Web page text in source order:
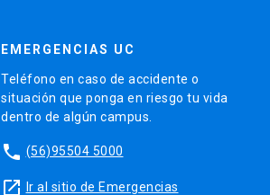
EMERGENCIAS UC
Teléfono en caso de accidente o
situación que ponga en riesgo tu vida
dentro de algún campus.
phone (56)95504 5000
launch Ir al sitio de Emergencias